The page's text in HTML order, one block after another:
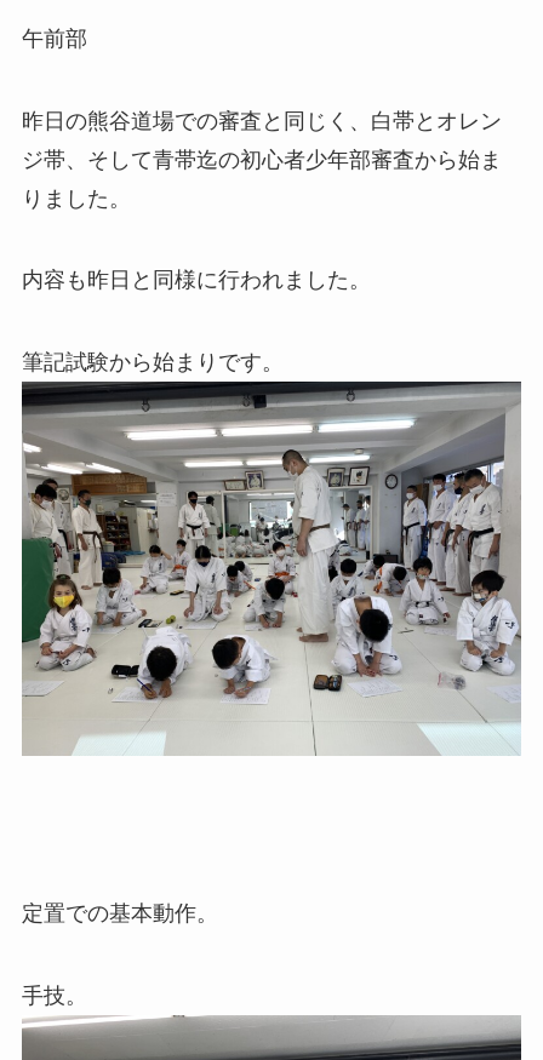
午前部
昨日の熊谷道場での審査と同じく、白帯とオレン
ジ帯、そして青帯迄の初心者少年部審査から始ま
りました。
内容も昨日と同様に行われました。
筆記試験から始まりです。
定置での基本動作。
手技。